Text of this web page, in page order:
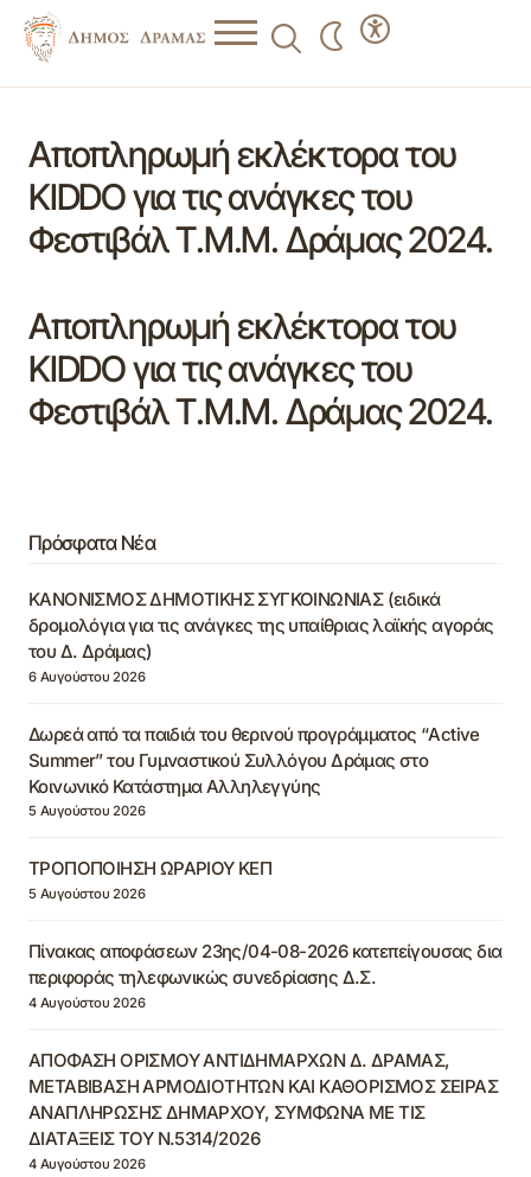
Αποπληρωμή εκλέκτορα του
KIDDO για τις ανάγκες του
Φεστιβάλ Τ.Μ.Μ. Δράμας 2024.
Αποπληρωμή εκλέκτορα του
KIDDO για τις ανάγκες του
Φεστιβάλ Τ.Μ.Μ. Δράμας 2024.
Πρόσφατα Νέα
ΚΑΝΟΝΙΣΜΟΣ ΔΗΜΟΤΙΚΗΣ ΣΥΓΚΟΙΝΩΝΙΑΣ (ειδικά
δρομολόγια για τις ανάγκες της υπαίθριας λαϊκής αγοράς
του Δ. Δράμας)
6 Αυγούστου 2026
Δωρεά από τα παιδιά του θερινού προγράμματος “Active
Summer” του Γυμναστικού Συλλόγου Δράμας στο
Κοινωνικό Κατάστημα Αλληλεγγύης
5 Αυγούστου 2026
ΤΡΟΠΟΠΟΙΗΣΗ ΩΡΑΡΙΟΥ ΚΕΠ
5 Αυγούστου 2026
Πίνακας αποφάσεων 23ης/04-08-2026 κατεπείγουσας δια
περιφοράς τηλεφωνικώς συνεδρίασης Δ.Σ.
4 Αυγούστου 2026
ΑΠΟΦΑΣΗ ΟΡΙΣΜΟΥ ΑΝΤΙΔΗΜΑΡΧΩΝ Δ. ΔΡΑΜΑΣ,
ΜΕΤΑΒΙΒΑΣΗ ΑΡΜΟΔΙΟΤΗΤΩΝ ΚΑΙ ΚΑΘΟΡΙΣΜΟΣ ΣΕΙΡΑΣ
ΑΝΑΠΛΗΡΩΣΗΣ ΔΗΜΑΡΧΟΥ, ΣΥΜΦΩΝΑ ΜΕ ΤΙΣ
ΔΙΑΤΑΞΕΙΣ ΤΟΥ Ν.5314/2026
4 Αυγούστου 2026